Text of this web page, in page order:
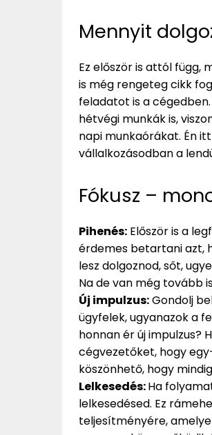
Mennyit
Ez először is attól függ,
is még rengeteg cikk
feladatot is a cégedben.
hétvégi munkák is,
napi munkaórákat. Én
vállalkozásodban a
Fókusz –
Pihenés: Először is a
érdemes betartani azt,
lesz dolgoznod, sőt,
Na de van még tovább
Új impulzus:Gondolj
ügyfelek, ugyanazok a
honnan ér új impulzus?
cégvezetőket, hogy
köszönhető, hogy
Lelkesedés:Ha
lelkesedésed. Ez
teljesítményére,